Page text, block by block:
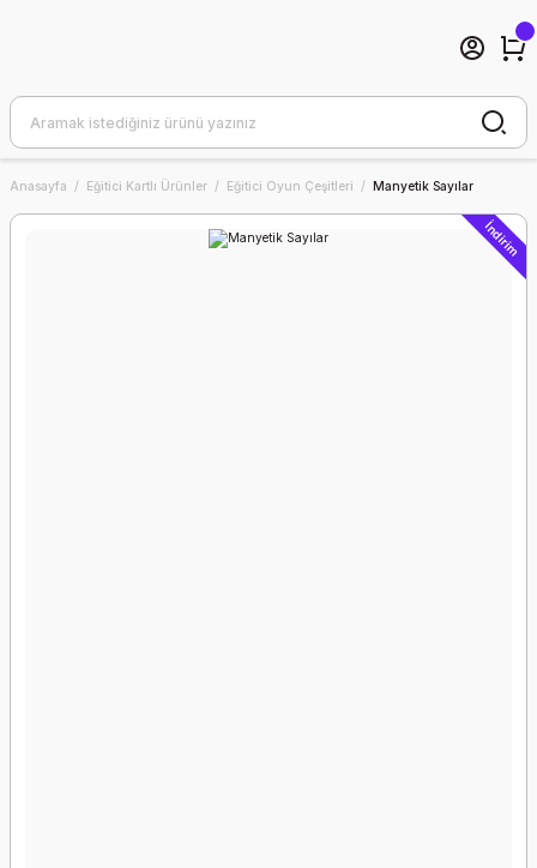
Anasayfa Eğitici Kartlı Ürünler Eğitici Oyun Çeşitleri Manyetik Sayılar
İndirim